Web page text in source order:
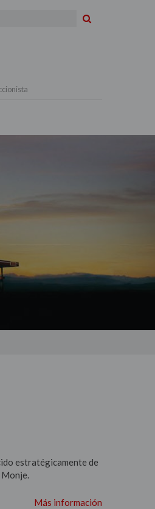
estratégicamente de
Monje.
Más información